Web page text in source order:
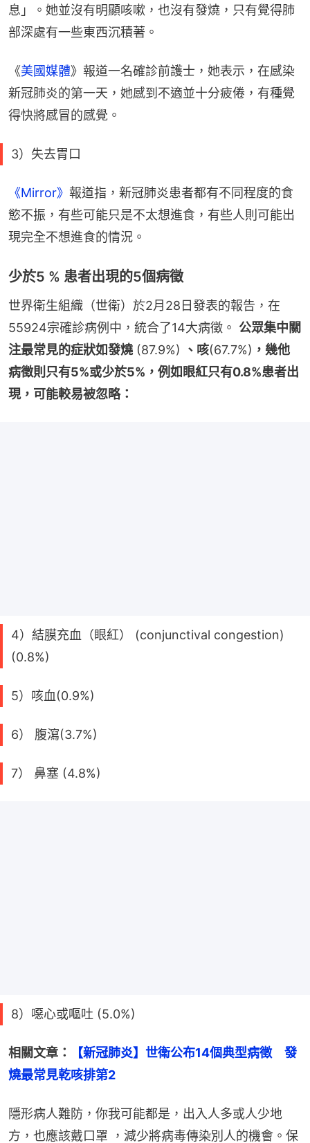
息」。她並沒有明顯咳嗽，也沒有發燒，只有覺得肺
部深處有一些東西沉積著。
《美國媒體》報道一名確診前護士，她表示，在感染
新冠肺炎的第一天，她感到不適並十分疲倦，有種覺
得快將感冒的感覺。
3）失去胃口
《Mirror》 報道指，新冠肺炎患者都有不同程度的食
慾不振，有些可能只是不太想進食，有些人則可能出
現完全不想進食的情況。
少於5 % 患者出現的5個病徵
世界衛生組織（世衛）於2月28日發表的報告，在
55924宗確診病例中，統合了14大病徵。 公眾集中關
注最常見的症狀如發燒 (87.9%) 、咳(67.7%) ，幾他
病徵則只有5%或少於5%，例如眼紅只有0.8%患者出
現，可能較易被忽略：
4）結膜充血（眼紅） (conjunctival congestion)
(0.8%)
5）咳血(0.9%)
6） 腹瀉(3.7%)
7） 鼻塞 (4.8%)
8）噁心或嘔吐 (5.0%)
相關文章：
【新冠肺炎】世衛公布14個典型病徵　發
燒最常見乾咳排第2
隱形病人難防，你我可能都是，出入人多或人少地
方，也應該戴口罩 ，減少將病毒傳染別人的機會。保